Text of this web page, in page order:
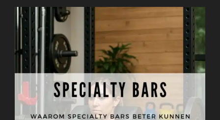
Van
De
Naudiz
Aqua
Powerbag